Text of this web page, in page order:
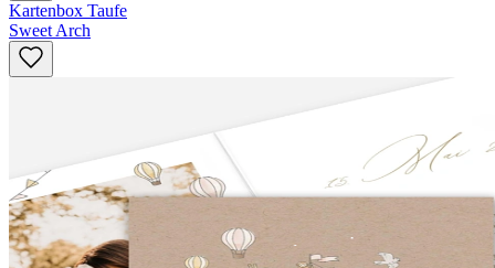
Kartenbox Taufe
Sweet Arch